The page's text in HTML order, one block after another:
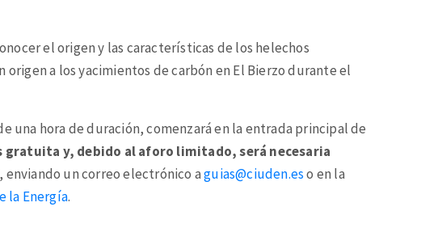
el origen y las características de los helechos
a los yacimientos de carbón en El Bierzo durante el
una hora de duración, comenzará en la entrada principal de
gratuita y, debido al aforo limitado, será necesaria
enviando un correo electrónico aguias@ciuden.eso en la
la Energía.